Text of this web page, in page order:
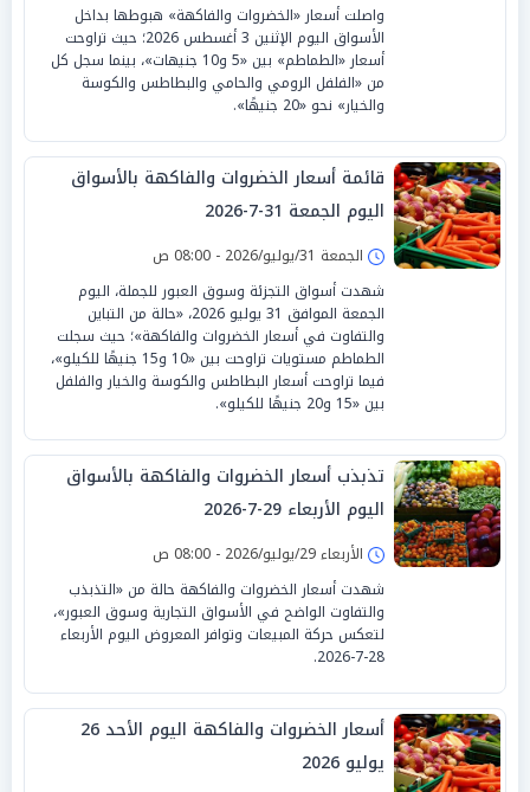
واصلت أسعار «الخضروات والفاكهة» هبوطها بداخل
الأسواق اليوم الإثنين 3 أغسطس 2026؛ حيث تراوحت
أسعار «الطماطم» بين «5 و10 جنيهات»، بينما سجل كل
من «الفلفل الرومي والحامي والبطاطس والكوسة
والخيار» نحو «20 جنيهًا».
قائمة أسعار الخضروات والفاكهة بالأسواق
اليوم الجمعة 31-7-2026
الجمعة 31/يوليو/2026 - 08:00 ص
شهدت أسواق التجزئة وسوق العبور للجملة، اليوم
الجمعة الموافق 31 يوليو 2026، «حالة من التباين
والتفاوت في أسعار الخضروات والفاكهة»؛ حيث سجلت
الطماطم مستويات تراوحت بين «10 و15 جنيهًا للكيلو»،
فيما تراوحت أسعار البطاطس والكوسة والخيار والفلفل
بين «15 و20 جنيهًا للكيلو».
تذبذب أسعار الخضروات والفاكهة بالأسواق
اليوم الأربعاء 29-7-2026
الأربعاء 29/يوليو/2026 - 08:00 ص
شهدت أسعار الخضروات والفاكهة حالة من «التذبذب
والتفاوت الواضح في الأسواق التجارية وسوق العبور»،
لتعكس حركة المبيعات وتوافر المعروض اليوم الأربعاء
28-7-2026.
أسعار الخضروات والفاكهة اليوم الأحد 26
يوليو 2026